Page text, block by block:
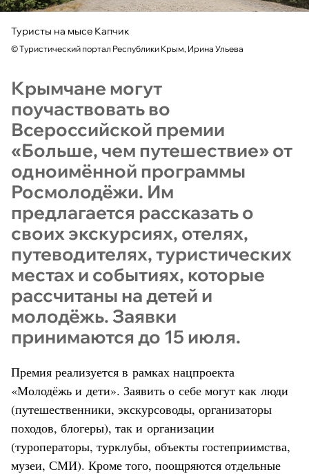
Туристы на мысе Капчик
©Туристический портал Республики Крым, Ирина Ульева
Крымчане могут
поучаствовать во
Всероссийской премии
«Больше, чем путешествие» от
одноимённой программы
Росмолодёжи. Им
предлагается рассказать о
своих экскурсиях, отелях,
путеводителях, туристических
местах и событиях, которые
рассчитаны на детей и
молодёжь. Заявки
принимаются до 15 июля.
Премия реализуется в рамках нацпроекта
«Молодёжь и дети». Заявить о себе могут как люди
(путешественники, экскурсоводы, организаторы
походов, блогеры), так и организации
(туроператоры, турклубы, объекты гостеприимства,
музеи, СМИ). Кроме того, поощряются отдельные